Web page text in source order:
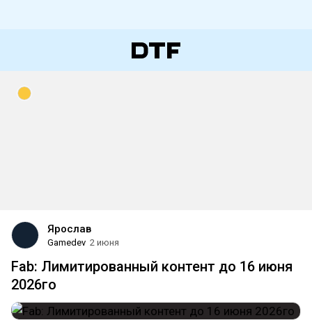
Ярослав
Gamedev 2 июня
Fab: Лимитированный контент до 16 июня
2026го